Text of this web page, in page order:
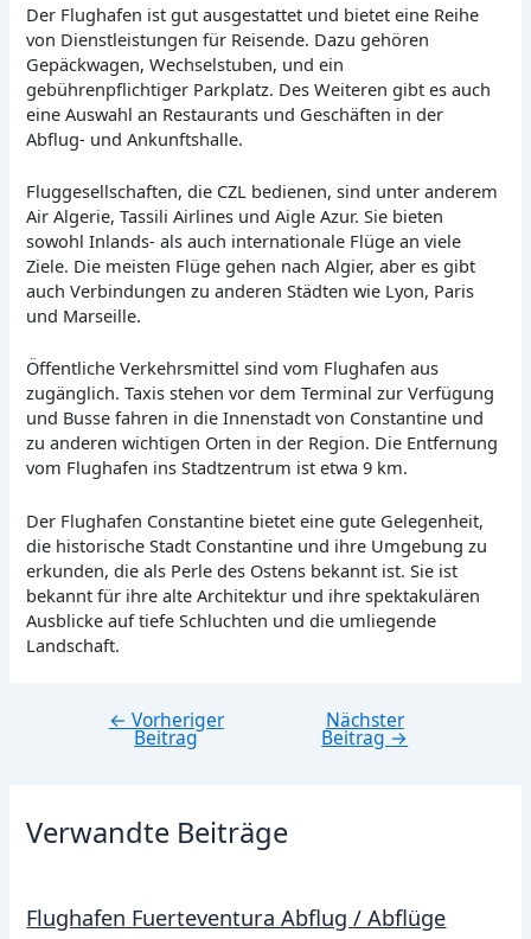
Der Flughafen ist gut ausgestattet und bietet eine Reihe
von Dienstleistungen für Reisende. Dazu gehören
Gepäckwagen, Wechselstuben, und ein
gebührenpflichtiger Parkplatz. Des Weiteren gibt es auch
eine Auswahl an Restaurants und Geschäften in der
Abflug- und Ankunftshalle.
Fluggesellschaften, die CZL bedienen, sind unter anderem
Air Algerie, Tassili Airlines und Aigle Azur. Sie bieten
sowohl Inlands- als auch internationale Flüge an viele
Ziele. Die meisten Flüge gehen nach Algier, aber es gibt
auch Verbindungen zu anderen Städten wie Lyon, Paris
und Marseille.
Öffentliche Verkehrsmittel sind vom Flughafen aus
zugänglich. Taxis stehen vor dem Terminal zur Verfügung
und Busse fahren in die Innenstadt von Constantine und
zu anderen wichtigen Orten in der Region. Die Entfernung
vom Flughafen ins Stadtzentrum ist etwa 9 km.
Der Flughafen Constantine bietet eine gute Gelegenheit,
die historische Stadt Constantine und ihre Umgebung zu
erkunden, die als Perle des Ostens bekannt ist. Sie ist
bekannt für ihre alte Architektur und ihre spektakulären
Ausblicke auf tiefe Schluchten und die umliegende
Landschaft.
Beitragsnavigation
← Vorheriger
Beitrag
Nächster
Beitrag→
Verwandte Beiträge
Flughafen Fuerteventura Abflug / Abflüge